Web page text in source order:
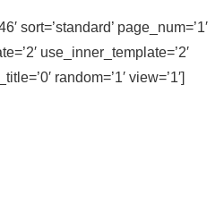
sort=’standard’ page_num=’1′
use_inner_template=’2′
random=’1′ view=’1′]